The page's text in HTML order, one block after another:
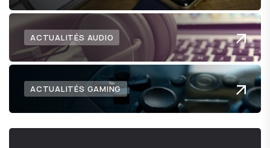
ACTUALITÉS AUDIO
ACTUALITÉS GAMING